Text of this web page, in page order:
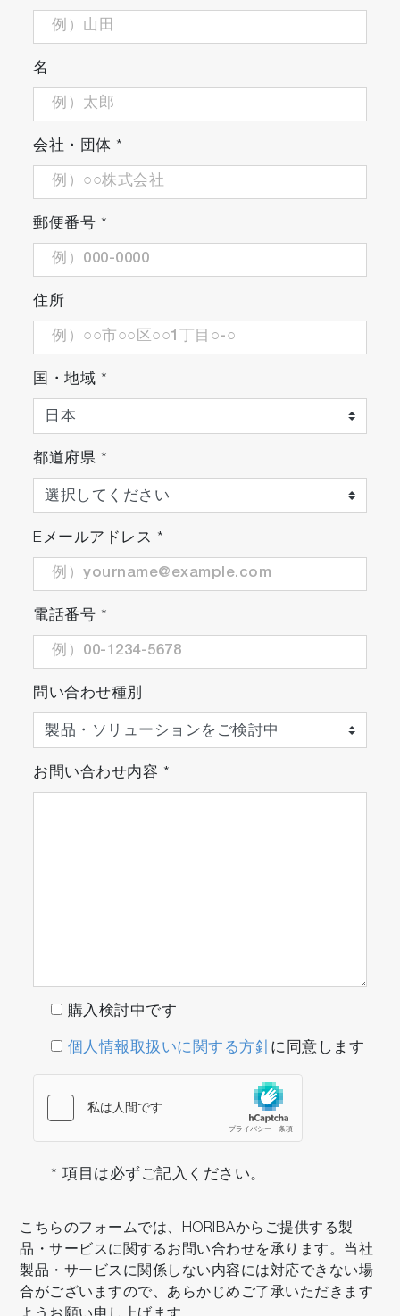
装置ダウンタイムの低減
インライン測定でのバックグラウンド補正の頻
度が低くなることで、装置のダウンタイムを大
幅に低減し、スループットの向上に大きく貢献
します。
名
会社・団体 *
郵便番号 *
住所
国・地域 *
都道府県 *
Eメールアドレス *
電話番号 *
問い合わせ種別
お問い合わせ内容 *
購入検討中です
個人情報取扱いに関する方針に同意します
* 項目は必ずご記入ください。
こちらのフォームでは、HORIBAからご提供する製
品・サービスに関するお問い合わせを承ります。当社
製品・サービスに関係しない内容には対応できない場
合がございますので、あらかじめご了承いただきます